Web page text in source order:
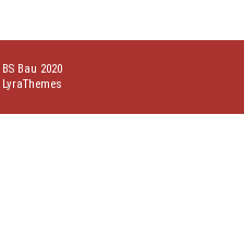
BS Bau 2020
LyraThemes